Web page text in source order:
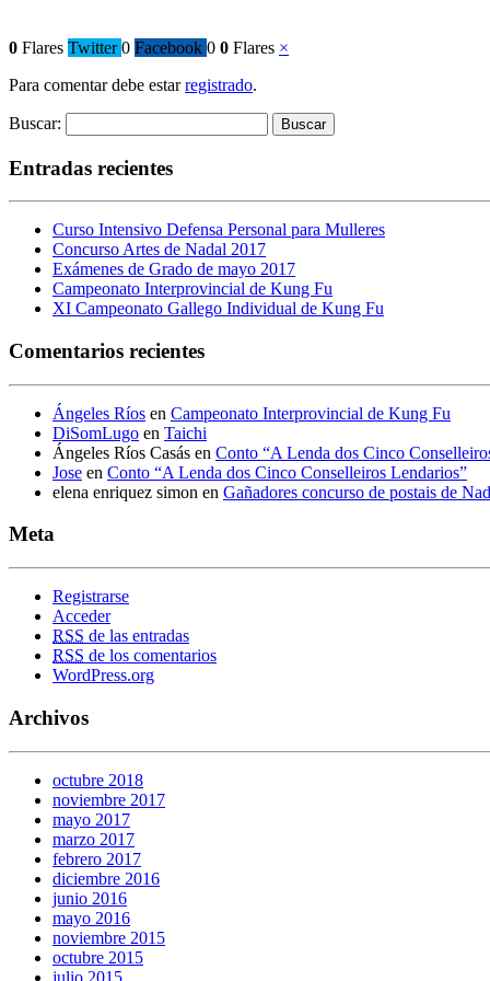
0 Flares Twitter 0 Facebook 0 0 Flares ×
Para comentar debe estarregistrado.
Buscar:
Entradas recientes
Curso Intensivo Defensa Personal para Mulleres
Concurso Artes de Nadal 2017
Exámenes de Grado de mayo 2017
Campeonato Interprovincial de Kung Fu
XI Campeonato Gallego Individual de Kung Fu
Comentarios recientes
Ángeles Ríos en Campeonato Interprovincial de Kung Fu
DiSomLugo en Taichi
Ángeles Ríos Casás en Conto “A Lenda dos Cinco
Jose en Conto “A Lenda dos Cinco Conselleiros Lendarios”
elena enriquez simon en Gañadores concurso de postais de
Meta
Registrarse
Acceder
RSS de las entradas
RSS de los comentarios
WordPress.org
Archivos
octubre 2018
noviembre 2017
mayo 2017
marzo 2017
febrero 2017
diciembre 2016
junio 2016
mayo 2016
noviembre 2015
octubre 2015
julio 2015